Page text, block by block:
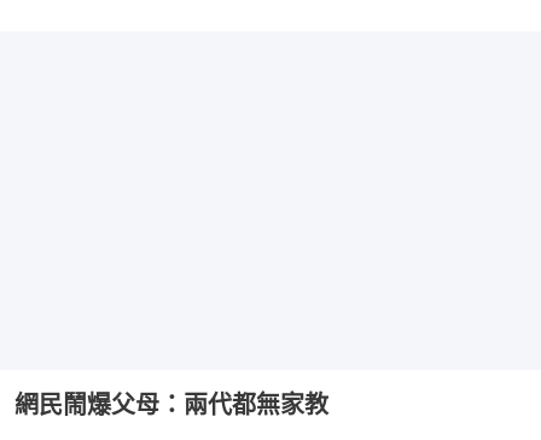
網民鬧爆父母：兩代都無家教